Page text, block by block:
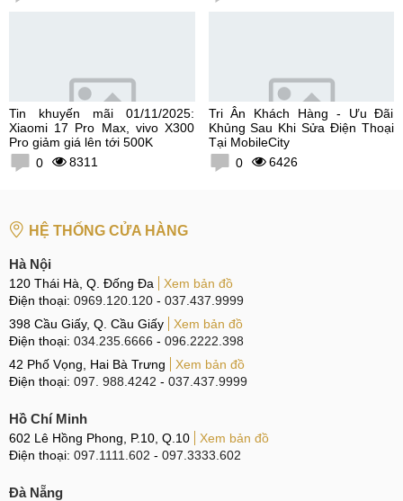
Tin khuyến mãi 01/11/2025:
Xiaomi 17 Pro Max, vivo X300
Pro giảm giá lên tới 500K
0
8311
Tri Ân Khách Hàng - Ưu Đãi
Khủng Sau Khi Sửa Điện Thoại
Tại MobileCity
0
6426
HỆ THỐNG CỬA HÀNG
Hà Nội
120 Thái Hà, Q. Đống Đa
Xem bản đồ
Điện thoại: 0969.120.120 - 037.437.9999
398 Cầu Giấy, Q. Cầu Giấy
Xem bản đồ
Điện thoại: 034.235.6666 - 096.2222.398
42 Phố Vọng, Hai Bà Trưng
Xem bản đồ
Điện thoại: 097. 988.4242 - 037.437.9999
Hồ Chí Minh
602 Lê Hồng Phong, P.10, Q.10
Xem bản đồ
Điện thoại: 097.1111.602 - 097.3333.602
Đà Nẵng